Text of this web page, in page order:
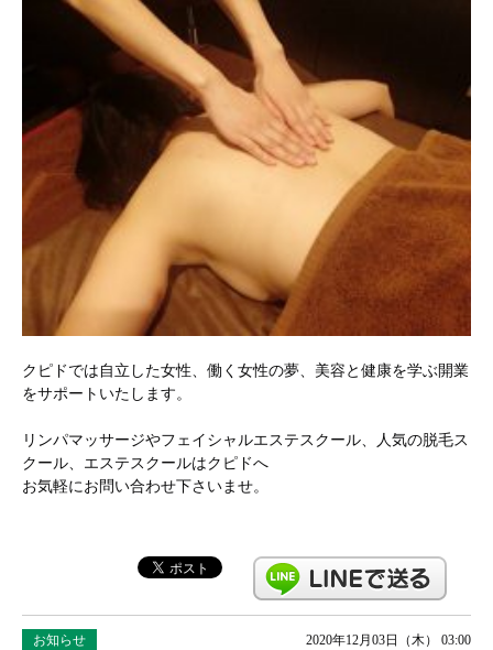
クピドでは自立した女性、働く女性の夢、美容と健康を学ぶ開業
をサポートいたします。
リンパマッサージやフェイシャルエステスクール、人気の脱毛ス
クール、エステスクールはクピドへ
お気軽にお問い合わせ下さいませ。
お知らせ 2020年12月03日（木） 03:00